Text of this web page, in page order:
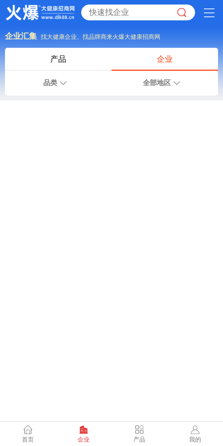
企业汇集 找大健康企业、找品牌商来火爆大健康招商网
产品 企业
品类 全部地区
首页 企业 产品 我的